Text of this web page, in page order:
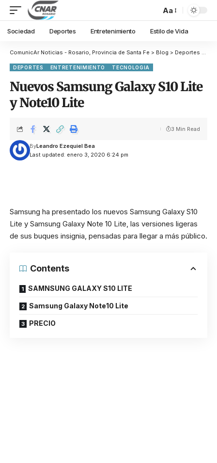
Aa
Sociedad Deportes Entretenimiento Estilo de Vida
ComunicAr Noticias - Rosario, Provincia de Santa Fe > Blog > Deportes
DEPORTES ENTRETENIMIENTO TECNOLOGIA
Nuevos Samsung Galaxy S10 Lite
y Note10 Lite
Last updated: enero 3, 2020 6:24 pm
ByLeandro Ezequiel Bea
3 Min Read
Samsung ha presentado los nuevos Samsung Galaxy S10
Lite y Samsung Galaxy Note 10 Lite, las versiones ligeras
de sus buques insignia, pensadas para llegar a más público.
Contents
SAMNSUNG GALAXY S10 LITE
Samsung Galaxy Note10 Lite
PRECIO